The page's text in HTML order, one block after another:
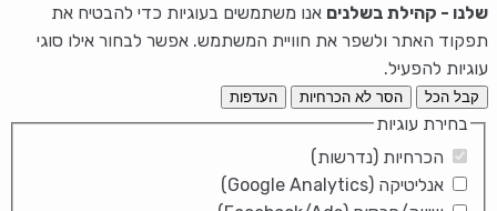
שלנו - קהילת בשלנים אנו משתמשים בעוגיות כדי להבטיח את
תפקוד האתר ולשפר את חוויית המשתמש. אפשר לבחור אילו סוגי
עוגיות להפעיל.
קבל הכל הסר לא הכרחיות העדפות
בחירת עוגיות
הכרחיות (נדרשות)
אנליטיקה (Google Analytics)